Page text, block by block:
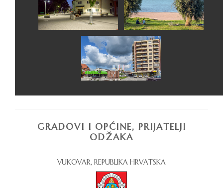
GRADOVI I OPĆINE, PRIJATELJI
ODŽAKA
VUKOVAR, REPUBLIKA HRVATSKA